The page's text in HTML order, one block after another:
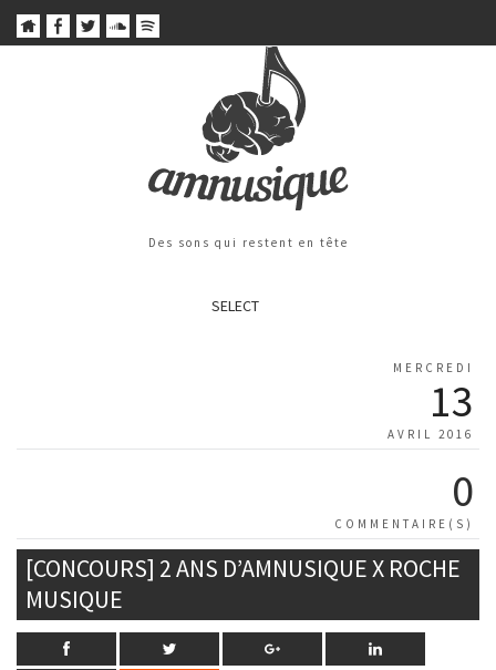
Des sons qui restent en tête
SELECT
MERCREDI
13
AVRIL 2016
0
COMMENTAIRE(S)
[CONCOURS] 2 ANS D’AMNUSIQUE X ROCHE
MUSIQUE